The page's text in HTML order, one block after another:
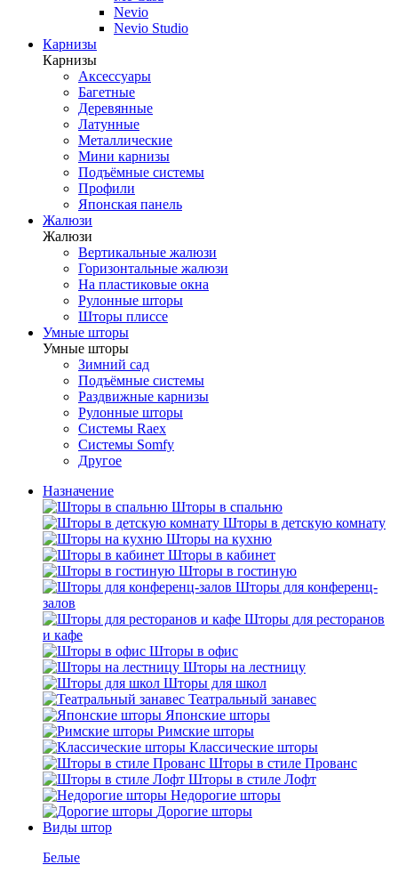
Nevio
Nevio Studio
Карнизы
Карнизы
Аксессуары
Багетные
Деревянные
Латунные
Металлические
Мини карнизы
Подъёмные системы
Профили
Японская панель
Жалюзи
Жалюзи
Вертикальные жалюзи
Горизонтальные жалюзи
На пластиковые окна
Рулонные шторы
Шторы плиссе
Умные шторы
Умные шторы
Зимний сад
Подъёмные системы
Раздвижные карнизы
Рулонные шторы
Системы Raex
Системы Somfy
Другое
Назначение
Шторы в спальню
Шторы в детскую комнату
Шторы на кухню
Шторы в кабинет
Шторы в гостиную
Шторы для конференц-
залов
Шторы для ресторанов
и кафе
Шторы в офис
Шторы на лестницу
Шторы для школ
Театральный занавес
Японские шторы
Римские шторы
Классические шторы
Шторы в стиле Прованс
Шторы в стиле Лофт
Недорогие шторы
Дорогие шторы
Виды штор
Белые